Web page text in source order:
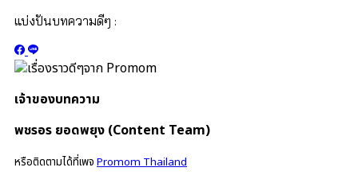
แบ่งปันบทความดีๆ :
เจ้าของบทความ
พชรอร ยอดพยุง (Content Team)
หรือติดตามได้ที่เพจ Promom Thailand